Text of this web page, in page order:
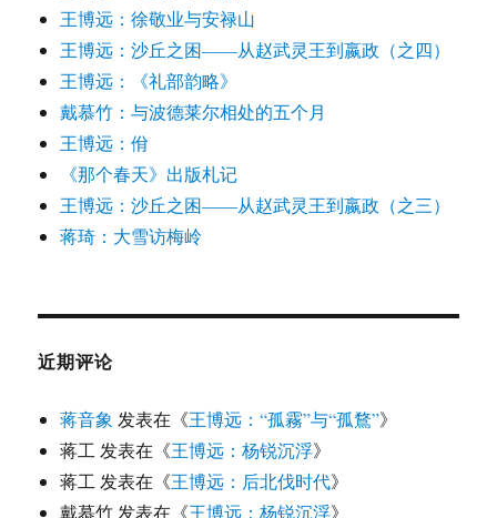
王博远：徐敬业与安禄山
王博远：沙丘之困——从赵武灵王到嬴政（之四）
王博远：《礼部韵略》
戴慕竹：与波德莱尔相处的五个月
王博远：佾
《那个春天》出版札记
王博远：沙丘之困——从赵武灵王到嬴政（之三）
蒋琦：大雪访梅岭
近期评论
蒋音象 发表在《王博远：“孤霧”与“孤鶩”》
蒋工 发表在《王博远：杨锐沉浮》
蒋工 发表在《王博远：后北伐时代》
戴慕竹 发表在《王博远：杨锐沉浮》